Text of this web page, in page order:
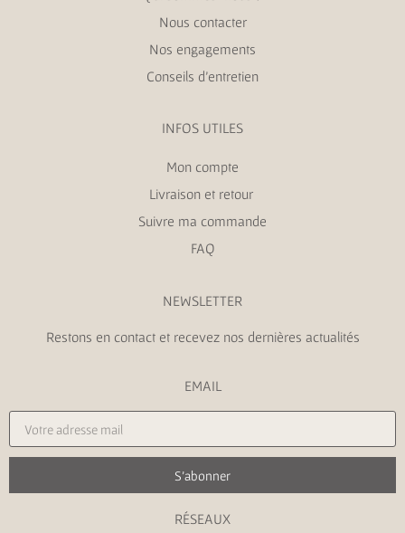
Nous contacter
Nos engagements
Conseils d’entretien
INFOS UTILES
Mon compte
Livraison et retour
Suivre ma commande
FAQ
NEWSLETTER
Restons en contact et recevez nos dernières actualités
EMAIL
S'abonner
RÉSEAUX